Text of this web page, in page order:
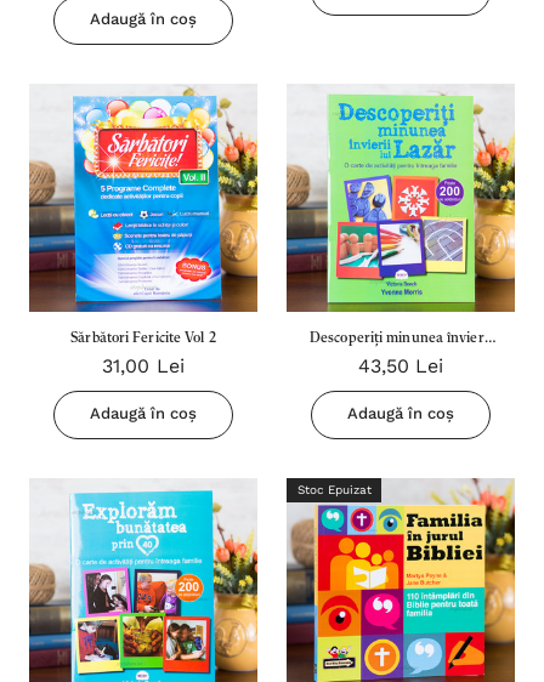
Adaugă în coș
Sărbători Fericite Vol 2
31,00 Lei
Adaugă în coș
Descoperiți minunea învierii
lui Lazar
43,50 Lei
Adaugă în coș
Stoc Epuizat